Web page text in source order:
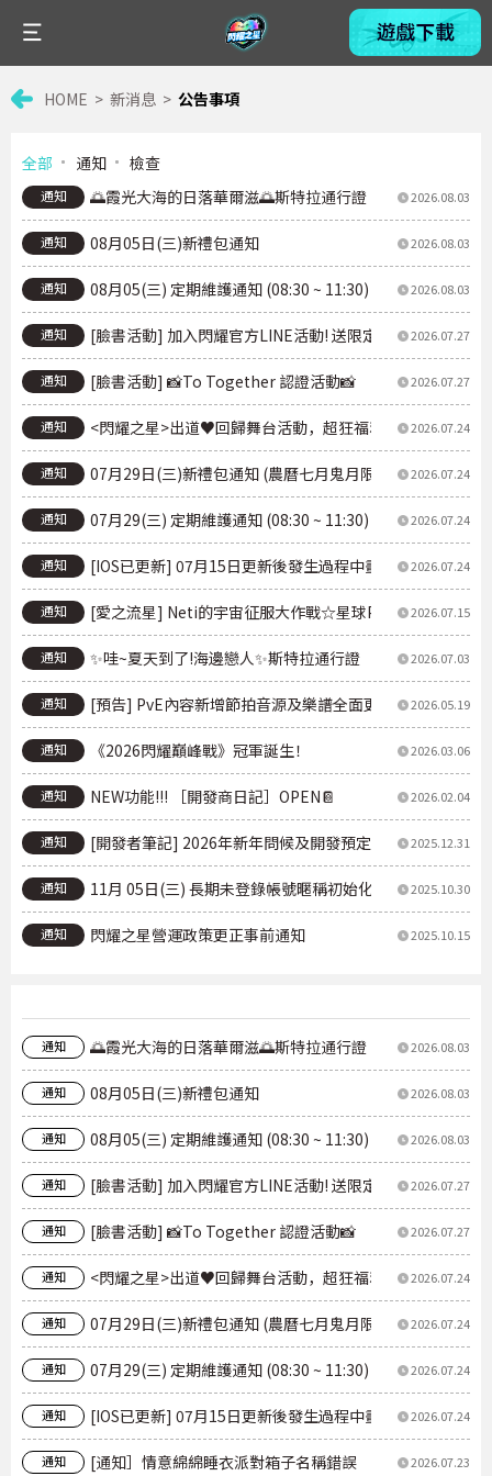
HOME 新消息 公告事項
全部 通知 檢查
通知 🌅霞光大海的日落華爾滋🌅斯特拉通行證 2026.08.03
通知 08月05日(三)新禮包通知 2026.08.03
通知 08月05(三) 定期維護通知 (08:30 ~ 11:30) 2026.08.03
通知 [臉書活動] 加入閃耀官方LINE活動! 送限定【胖乎乎的🐇兔
2026.07.27
通知 [臉書活動] 📸To Together 認證活動📸 2026.07.27
通知 <閃耀之星>出道♥回歸舞台活動，超狂福利，現在就開領
2026.07.24
通知 07月29日(三)新禮包通知 (農曆七月鬼月限定月禮包)2026.07.24
通知 07月29(三) 定期維護通知 (08:30 ~ 11:30) 2026.07.24
通知 [IOS已更新] 07月15日更新後發生過程中畫面延遲現象修
2026.07.24
通知 [愛之流星] Neti的宇宙征服大作戰☆星球PICK UP2026.07.15
通知 ✨哇~夏天到了!海邊戀人✨斯特拉通行證 2026.07.03
通知 [預告] PvE內容新增節拍音源及樂譜全面更新指南2026.05.19
通知 《2026閃耀巔峰戰》冠軍誕生！ 2026.03.06
通知 NEW功能!!! ［開發商日記］OPEN📔 2026.02.04
通知 [開發者筆記] 2026年新年問候及開發預定事項通知2025.12.31
通知 11月 05日(三) 長期未登錄帳號暱稱初始化追加進行事前通
2025.10.30
通知 閃耀之星營運政策更正事前通知 2025.10.15
通知 🌅霞光大海的日落華爾滋🌅斯特拉通行證 2026.08.03
通知 08月05日(三)新禮包通知 2026.08.03
通知 08月05(三) 定期維護通知 (08:30 ~ 11:30) 2026.08.03
通知 [臉書活動] 加入閃耀官方LINE活動! 送限定【胖乎乎的🐇兔
2026.07.27
通知 [臉書活動] 📸To Together 認證活動📸 2026.07.27
通知 <閃耀之星>出道♥回歸舞台活動，超狂福利，現在就開領
2026.07.24
通知 07月29日(三)新禮包通知 (農曆七月鬼月限定月禮包)2026.07.24
通知 07月29(三) 定期維護通知 (08:30 ~ 11:30) 2026.07.24
通知 [IOS已更新] 07月15日更新後發生過程中畫面延遲現象修
2026.07.24
通知 [通知］情意綿綿睡衣派對箱子名稱錯誤 2026.07.23